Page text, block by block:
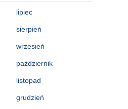
lipiec
sierpień
wrzesień
październik
listopad
grudzień